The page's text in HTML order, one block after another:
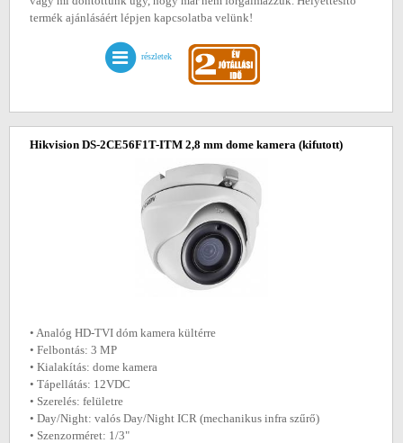
termék ajánlásáért lépjen kapcsolatba velünk!
részletek
Hikvision DS-2CE56F1T-ITM 2,8 mm dome kamera (kifutott)
• Analóg HD-TVI dóm kamera kültérre
• Felbontás: 3 MP
• Kialakítás: dome kamera
• Tápellátás: 12VDC
• Szerelés: felületre
• Day/Night: valós Day/Night ICR (mechanikus infra szűrő)
• Szenzorméret: 1/3"